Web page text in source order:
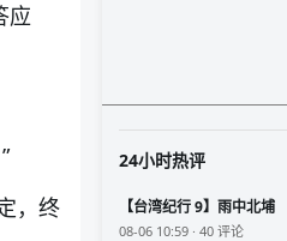
应
，终
24小时热评
【台湾纪行 9】雨中北埔
08-06 10:59 · 40 评论